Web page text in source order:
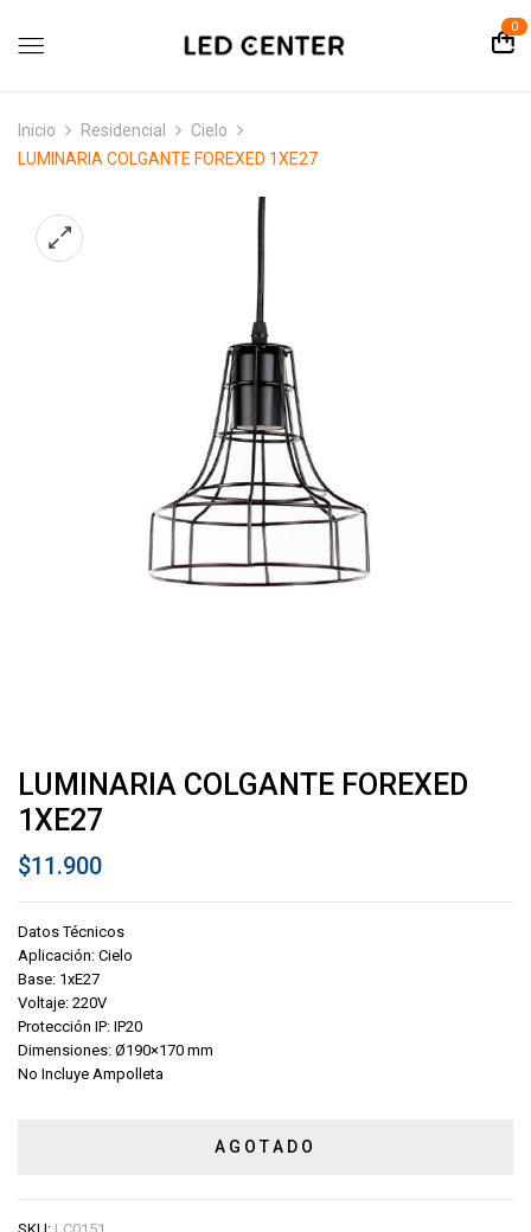
0
Inicio Residencial
Cielo
LUMINARIA COLGANTE FOREXED 1XE27
LUMINARIA COLGANTE FOREXED
1XE27
$11.900
Datos Técnicos
Aplicación: Cielo
Base: 1xE27
Voltaje: 220V
Protección IP: IP20
Dimensiones: Ø190×170 mm
No Incluye Ampolleta
AGOTADO